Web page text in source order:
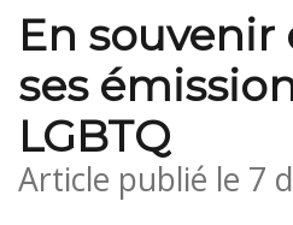
En
ses
LGBTQ
Article publié le 7